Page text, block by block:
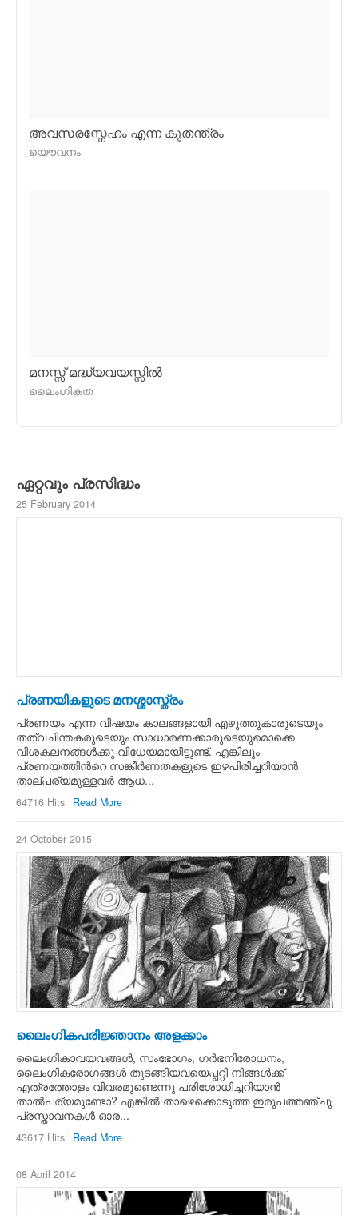
അവസരസ്നേഹം എന്ന കുതന്ത്രം
യൌവനം
മനസ്സ് മദ്ധ്യവയസ്സില്‍
ലൈംഗികത
ഏറ്റവും പ്രസിദ്ധം
25 February 2014
പ്രണയികളുടെ മനശ്ശാസ്ത്രം
പ്രണയം എന്ന വിഷയം കാലങ്ങളായി എഴുത്തുകാരുടെയും
തത്വചിന്തകരുടെയും സാധാരണക്കാരുടെയുമൊക്കെ
വിശകലനങ്ങള്‍ക്കു വിധേയമായിട്ടുണ്ട്. എങ്കിലും
പ്രണയത്തിന്‍റെ സങ്കീര്‍ണതകളുടെ ഇഴപിരിച്ചറിയാന്‍
താല്പര്യമുള്ളവര്‍ ആധ...
64716 Hits Read More
24 October 2015
ലൈംഗികപരിജ്ഞാനം അളക്കാം
ലൈംഗികാവയവങ്ങള്‍, സംഭോഗം, ഗര്‍ഭനിരോധനം,
ലൈംഗികരോഗങ്ങള്‍ തുടങ്ങിയവയെപ്പറ്റി നിങ്ങള്‍ക്ക്
എത്രത്തോളം വിവരമുണ്ടെന്നു പരിശോധിച്ചറിയാന്‍
താല്‍പര്യമുണ്ടോ? എങ്കില്‍ താഴെക്കൊടുത്ത ഇരുപത്തഞ്ചു
പ്രസ്താവനകള്‍ ഓര...
43617 Hits Read More
08 April 2014